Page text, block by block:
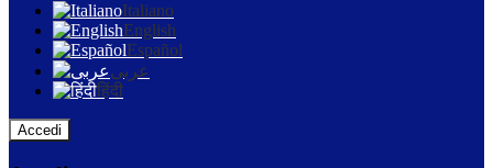
Italiano
English
Español
عربى
हिंदी
Accedi